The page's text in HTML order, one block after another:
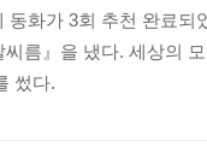
동화가 3회 추천 완료
씨름』을 냈다. 세상의
썼다.